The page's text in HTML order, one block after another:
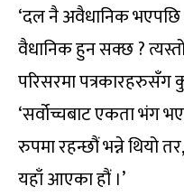
‘दल नै अवैधानिक
वैधानिक हुन सक्छ ?
परिसरमा पत्रकारहरुसँग
‘सर्वोच्चबाट एकता भंग
रुपमा रहन्छौं भन्ने थियो
यहाँ आएका हौं ।’